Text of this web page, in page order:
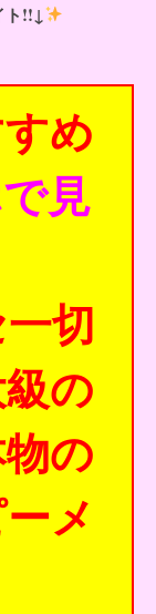
ト!!↓
め
見
切
の
の
メ